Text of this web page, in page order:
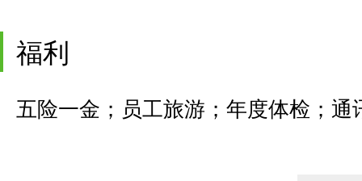
福利
五险一金；员工旅游；年度体检；通